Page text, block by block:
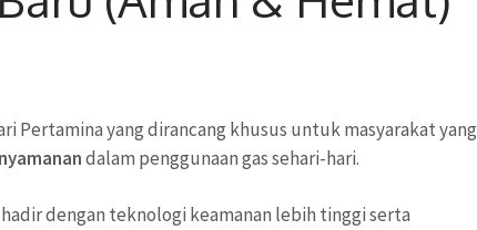
Pertamina yang dirancang khusus untuk masyarakat yang
dalam penggunaan gas sehari-hari.
dengan teknologi keamanan lebih tinggi serta